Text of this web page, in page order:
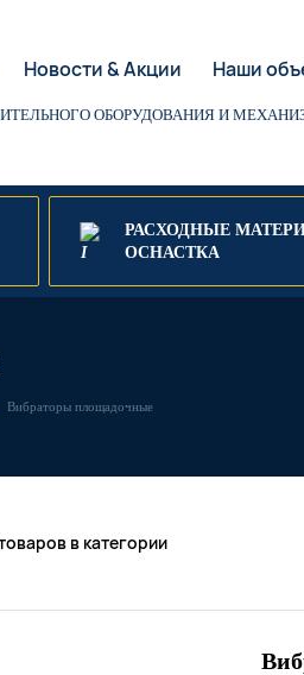
Новости & Акции Наши
ОБОРУДОВАНИЯ И
РАСХОДНЫЕ
ОСНАСТКА
Вибраторы площадочные
в категории